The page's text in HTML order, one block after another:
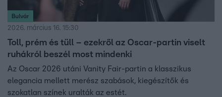
Bulvár
2026. március 16. 15:30
Toll, prém és tüll – ezekről az Oscar-partin viselt
ruhákról beszél most mindenki
Az Oscar 2026 utáni Vanity Fair-partin a klasszikus
elegancia mellett merész szabások, kiegészítők és
szokatlan színek uralták az estét.